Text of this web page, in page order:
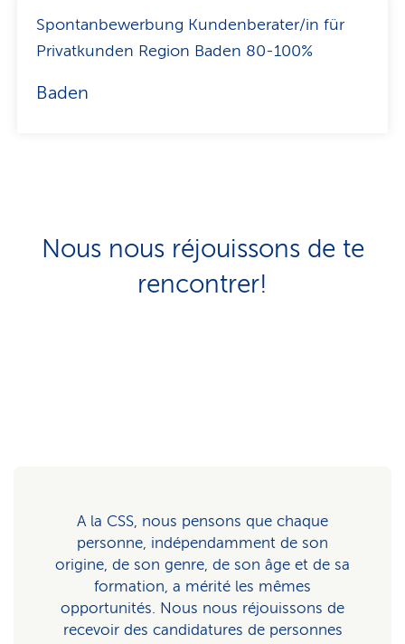
Spontanbewerbung Kundenberater/in für
Privatkunden Region Baden 80-100%
Baden
Nous nous réjouissons de te
rencontrer!
A la CSS, nous pensons que chaque
personne, indépendamment de son
origine, de son genre, de son âge et de sa
formation, a mérité les mêmes
opportunités. Nous nous réjouissons de
recevoir des candidatures de personnes